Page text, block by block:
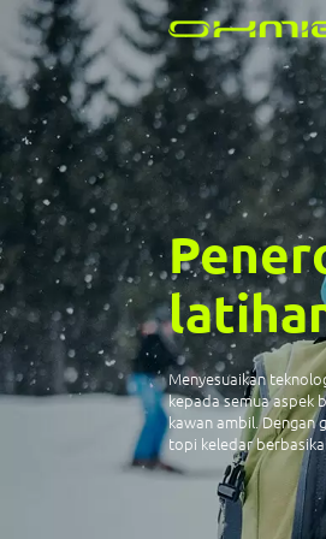
Menyesuaikan
kepada semua aspek
kawan ambil. Dengan
topi keledar